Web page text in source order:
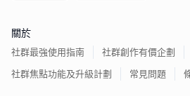
關於
社群最強使用指南
社群創作有價企劃
社群焦點功能及升級計劃
常見問題